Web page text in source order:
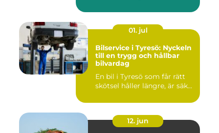
01. jul
Bilservice i Tyresö: Nyckeln
till en trygg och hållbar
bilvardag
En bil i Tyresö som får rätt
skötsel håller längre, är säk...
12. jun